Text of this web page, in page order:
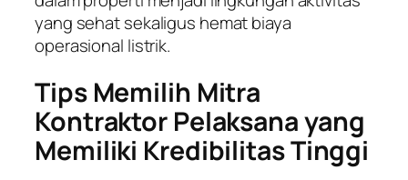
yang sehat sekaligus hemat biaya
operasional listrik.
Tips Memilih Mitra
Kontraktor Pelaksana yang
Memiliki Kredibilitas Tinggi